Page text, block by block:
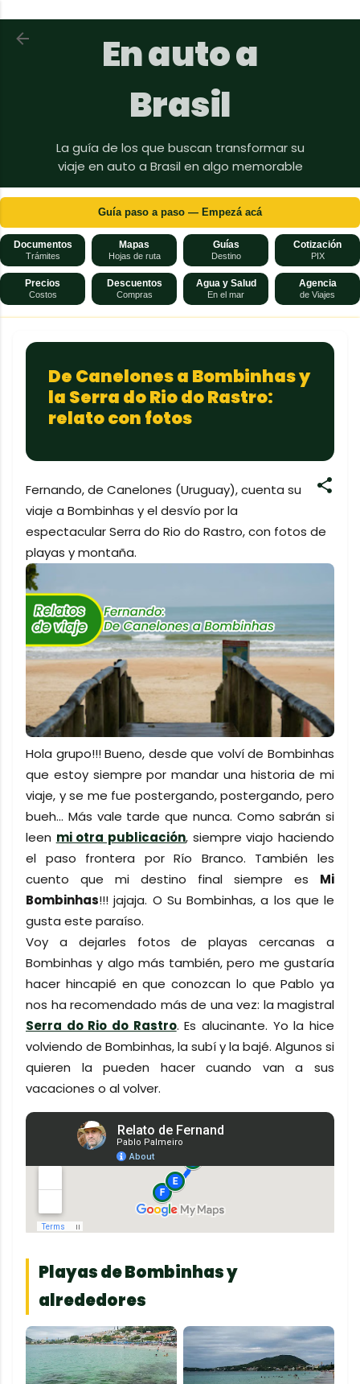
Ir al contenido principal
En auto a
Brasil
La guía de los que buscan transformar su
viaje en auto a Brasil en algo memorable
Guía paso a paso — Empezá acá
Documentos
Trámites
Mapas
Hojas de ruta
Guías
Destino
Cotización
PIX
Precios
Costos
Descuentos
Compras
Agua y Salud
En el mar
Agencia
de Viajes
De Canelones a Bombinhas y
la Serra do Rio do Rastro:
relato con fotos
Fernando, de Canelones (Uruguay), cuenta su
viaje a Bombinhas y el desvío por la
espectacular Serra do Rio do Rastro, con fotos de
playas y montaña.
Hola grupo!!! Bueno, desde que volví de Bombinhas
que estoy siempre por mandar una historia de mi
viaje, y se me fue postergando, postergando, pero
bueh... Más vale tarde que nunca. Como sabrán si
leen mi otra publicación, siempre viajo haciendo
el paso frontera por Río Branco. También les
cuento que mi destino final siempre es Mi
Bombinhas!!! jajaja. O Su Bombinhas, a los que le
gusta este paraíso.
Voy a dejarles fotos de playas cercanas a
Bombinhas y algo más también, pero me gustaría
hacer hincapié en que conozcan lo que Pablo ya
nos ha recomendado más de una vez: la magistral
Serra do Rio do Rastro. Es alucinante. Yo la hice
volviendo de Bombinhas, la subí y la bajé. Algunos si
quieren la pueden hacer cuando van a sus
vacaciones o al volver.
Playas de Bombinhas y
alrededores